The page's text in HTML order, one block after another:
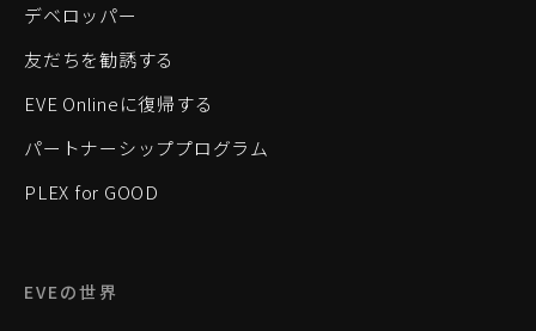
デベロッパー
友だちを勧誘する
EVE Onlineに復帰する
パートナーシッププログラム
PLEX for GOOD
EVEの世界